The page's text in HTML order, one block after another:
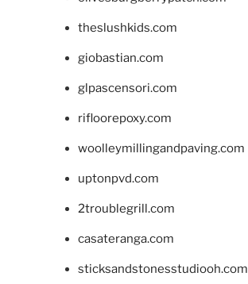
theslushkids.com
giobastian.com
glpascensori.com
rifloorepoxy.com
woolleymillingandpaving.com
uptonpvd.com
2troublegrill.com
casateranga.com
sticksandstonesstudiooh.com